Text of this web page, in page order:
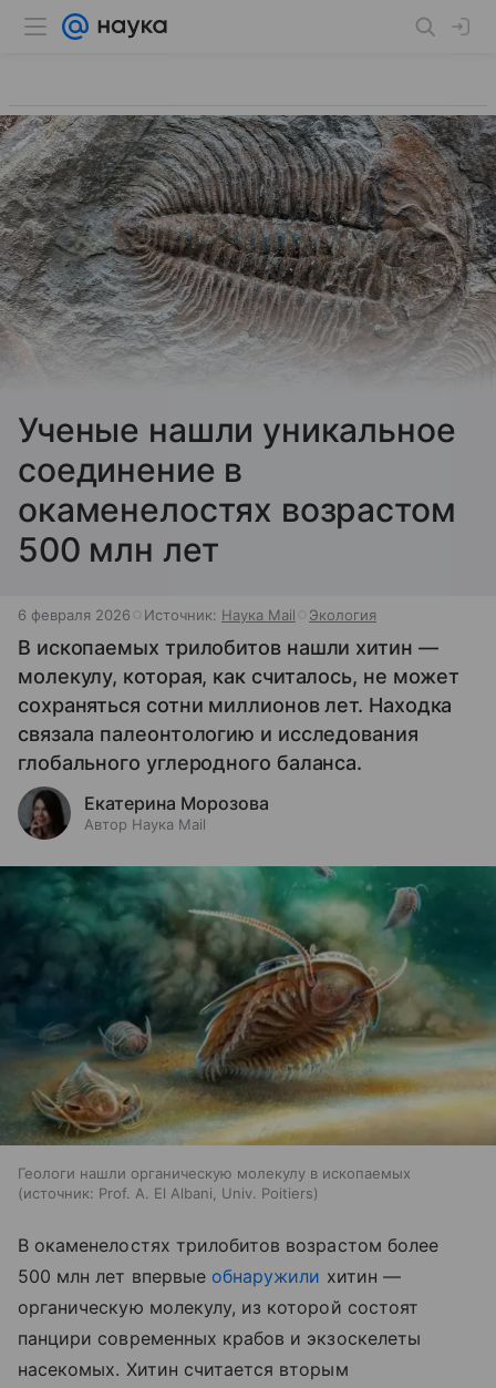
Ученые нашли уникальное
соединение в
окаменелостях возрастом
500 млн лет
6 февраля 2026 Источник: Наука Mail Экология
В ископаемых трилобитов нашли хитин —
молекулу, которая, как считалось, не может
сохраняться сотни миллионов лет. Находка
связала палеонтологию и исследования
глобального углеродного баланса.
Екатерина Морозова
Автор Наука Mail
Геологи нашли органическую молекулу в ископаемых
источник: Prof. A. El Albani, Univ. Poitiers
В окаменелостях трилобитов возрастом более
500 млн лет впервые обнаружили хитин —
органическую молекулу, из которой состоят
панцири современных крабов и экзоскелеты
насекомых. Хитин считается вторым